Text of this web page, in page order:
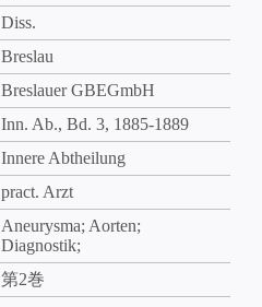
Diss.
Breslau
Breslauer GBEGmbH
Inn. Ab., Bd. 3, 1885-1889
Innere Abtheilung
pract. Arzt
Aneurysma; Aorten;
Diagnostik;
第2巻